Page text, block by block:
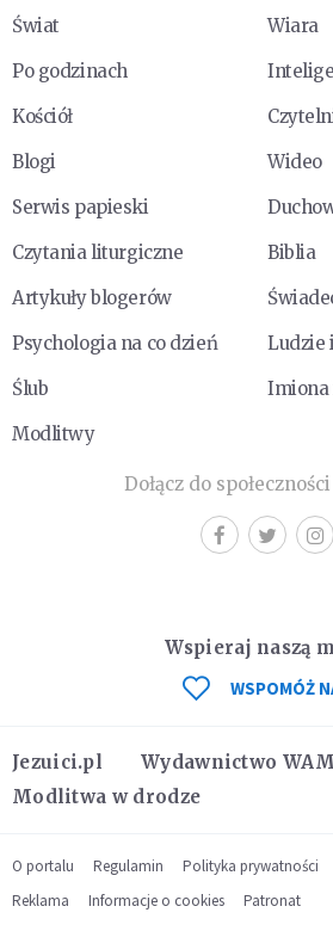
Świat
Wiara
Po godzinach
Kościół
Blogi
Wideo
Serwis papieski
Czytania liturgiczne
Biblia
Artykuły blogerów
Psychologia na co dzień
Ludzie
Ślub
Imiona
Modlitwy
Dołącz do
Jezuici.pl Wydawnictwo WAM
Modlitwa w drodze
Wspieraj naszą
WSPOMÓŻ
O portalu Regulamin Polityka prywatności
Reklama
Informacje o cookies Patronat